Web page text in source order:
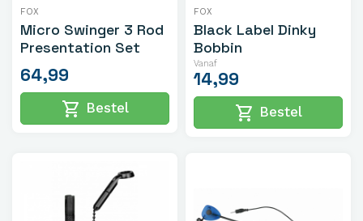
FOX
Micro Swinger 3 Rod
Presentation Set
64,99
shopping_cart Bestel
FOX
Black Label Dinky
Bobbin
Vanaf
14,99
shopping_cart Bestel